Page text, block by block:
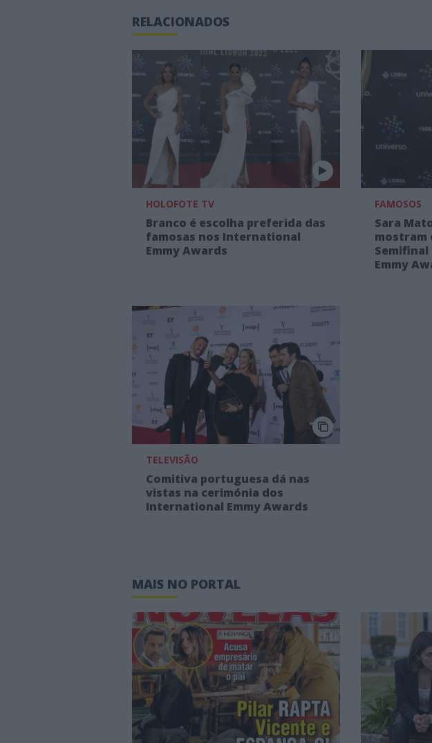
RELACIONADOS
HOLOFOTE TV
Branco é escolha preferida das
famosas nos International
Emmy Awards
FAMOSOS
Sara
mostram
Emmy
TELEVISÃO
Comitiva portuguesa dá nas
vistas na cerimónia dos
International Emmy Awards
MAIS NO PORTAL